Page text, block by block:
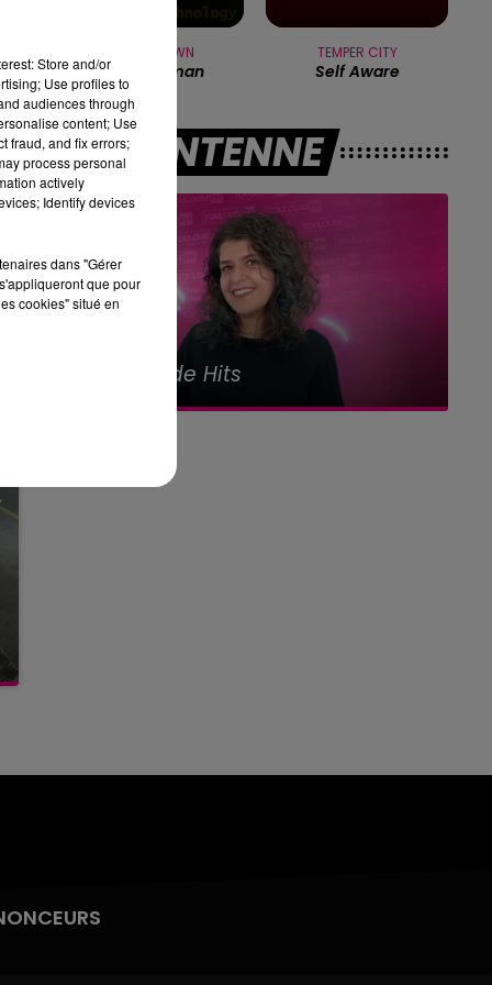
WHITE TOWN
Your Woman
TEMPER CITY
Self Aware
A L'ANTENNE
15h00 - 16h00
Le best-of Team de l'Aprèm
Store and/or
Use profiles to
audiences through
content; Use
fraud, and fix errors;
process personal
actively
Identify devices
dans "Gérer
que pour
cookies" situé en